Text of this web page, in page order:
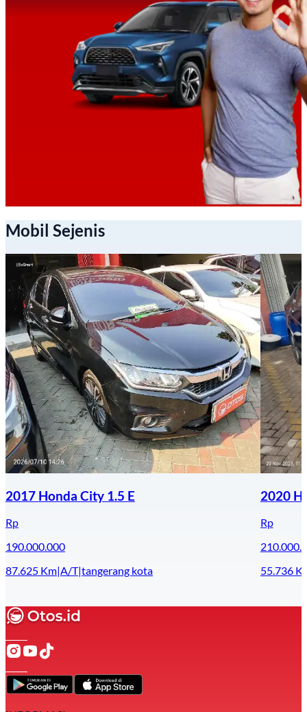
Mobil Sejenis
2017 Honda City 1.5 E
Rp
190.000.000
87.625 Km|A/T|tangerang kota
2020
Rp
55.736